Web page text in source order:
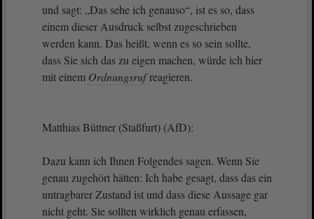
und sagt: „Das sehe ich genauso“, ist es so, dass
einem dieser Ausdruck selbst zugeschrieben
werden kann. Das heißt, wenn es so sein sollte,
dass Sie sich das zu eigen machen, würde ich hier
mit einem Ordnungsrufreagieren.
Matthias Büttner (Staßfurt) (AfD):
Dazu kann ich Ihnen Folgendes sagen. Wenn Sie
genau zugehört hätten: Ich habe gesagt, dass das ein
untragbarer Zustand ist und dass diese Aussage gar
nicht geht. Sie sollten wirklich genau erfassen,